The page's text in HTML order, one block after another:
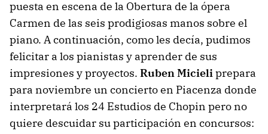
puesta en escena de la Obertura de la ópera
Carmen de las seis prodigiosas manos sobre el
piano. A continuación, como les decía, pudimos
felicitar a los pianistas y aprender de sus
impresiones y proyectos. Ruben Micieliprepara
para noviembre un concierto en Piacenza donde
interpretará los 24 Estudios de Chopin pero no
quiere descuidar su participación en concursos: